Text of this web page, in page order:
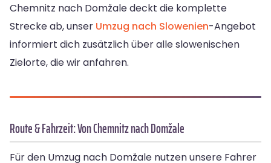
Chemnitz nach Domžale deckt die komplette
Strecke ab, unser Umzug nach Slowenien-Angebot
informiert dich zusätzlich über alle slowenischen
Zielorte, die wir anfahren.
Route & Fahrzeit: Von Chemnitz nach Domžale
Für den Umzug nach Domžale nutzen unsere Fahrer